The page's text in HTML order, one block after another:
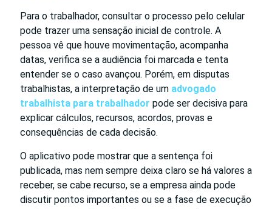
Para o trabalhador, consultar o processo pelo celular
pode trazer uma sensação inicial de controle. A
pessoa vê que houve movimentação, acompanha
datas, verifica se a audiência foi marcada e tenta
entender se o caso avançou. Porém, em disputas
trabalhistas, a interpretação de um advogado
trabalhista para trabalhador pode ser decisiva para
explicar cálculos, recursos, acordos, provas e
consequências de cada decisão.
O aplicativo pode mostrar que a sentença foi
publicada, mas nem sempre deixa claro se há valores a
receber, se cabe recurso, se a empresa ainda pode
discutir pontos importantes ou se a fase de execução